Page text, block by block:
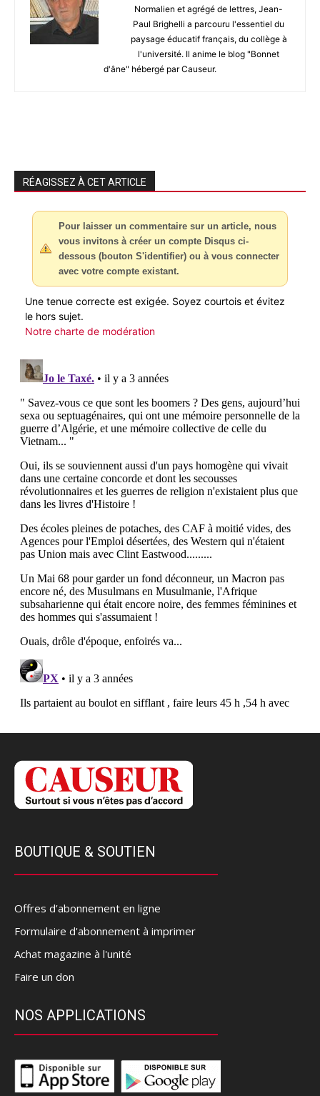
Normalien et agrégé de lettres, Jean-
Paul Brighelli a parcouru l'essentiel du
paysage éducatif français, du collège à
l'université. Il anime le blog "Bonnet
d'âne" hébergé par Causeur.
RÉAGISSEZ À CET ARTICLE
Pour laisser un commentaire sur un article, nous
vous invitons à créer un compte Disqus ci-
dessous (bouton S'identifier) ou à vous connecter
avec votre compte existant.
Une tenue correcte est exigée. Soyez courtois et évitez
le hors sujet.
Notre charte de modération
BOUTIQUE & SOUTIEN
Offres d’abonnement en ligne
Formulaire d'abonnement à imprimer
Achat magazine à l'unité
Faire un don
NOS APPLICATIONS